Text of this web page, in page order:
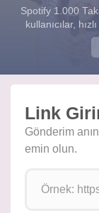
Spotify 1.000
kullanıcılar,
Link
Gönderim
emin olun.